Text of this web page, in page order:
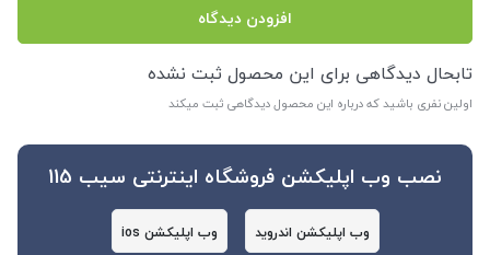
افزودن دیدگاه
تابحال دیدگاهی برای این محصول ثبت نشده
اولین نفری باشید که درباره این محصول دیدگاهی ثبت میکند
نصب وب اپلیکشن فروشگاه اینترنتی سیب 115
وب اپلیکشن اندروید وب اپلیکشن ios